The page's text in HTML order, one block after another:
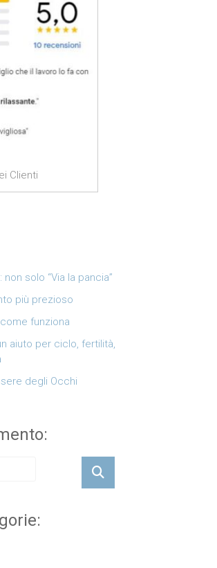
Clienti
solo “Via la pancia”
più prezioso
funziona
aiuto per ciclo, fertilità,
degli Occhi